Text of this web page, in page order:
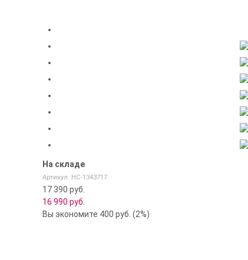
На складе
Артикул: НС-1343717
17 390 руб.
16 990 руб.
Вы экономите 400 руб. (2%)